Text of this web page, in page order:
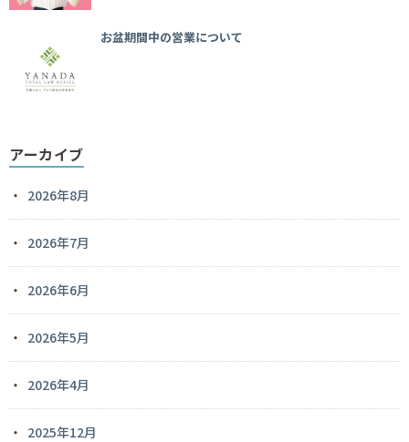
お盆期間中の営業について
アーカイブ
2026年8月
2026年7月
2026年6月
2026年5月
2026年4月
2025年12月